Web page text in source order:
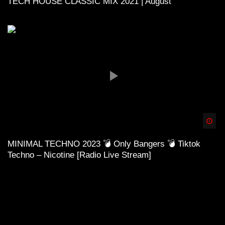
MINIMAL TECHNO 2023 💣 Only Bangers 💣 Tiktok
Techno – Nicotine [Radio Live Stream]